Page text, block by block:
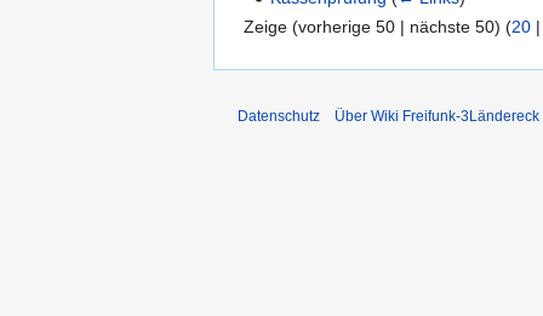
Zeige (vorherige 50 | nächste 50) (20
Datenschutz Über Wiki Freifunk-3Ländereck